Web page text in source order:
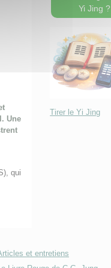
Une
qui
Yi Jing ?
Tirer le Yi Jing
et entretiens